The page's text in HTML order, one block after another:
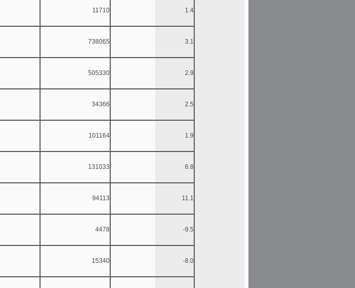
11710 1.4
738065 3.1
505330 2.9
34366 2.5
101164 1.9
131033 6.8
94113 11.1
4478 -9.5
15340 -8.0